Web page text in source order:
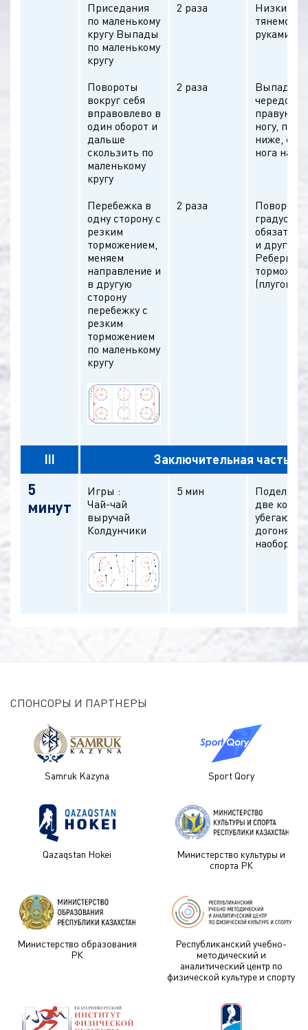
Приседания
по маленькому
кругу Выпады
по маленькому
кругу
2 раза
Низкий
тянемся
руками
Повороты
вокруг себя
вправовлево в
один оборот и
дальше
скользить по
маленькому
кругу
2 раза
Выпады
правую и
ногу,
ниже,
нога
Перебежка в
одну сторону с
резким
торможением,
меняем
направление и
в другую
сторону
перебежку с
резким
торможением
по маленькому
кругу
2 раза
Повороты
градусов,
и другую
Реберное
(плугом)
III Заключительная часть
5
минут
Игры :
Чай-чай
выручай
Колдунчики
5 мин
Поделить
две
убегают,
догоняют
наоборот
СПОНСОРЫ И ПАРТНЕРЫ
Samruk Kazyna Sport Qory
Qazaqstan Hokei
Министерство культуры и
спорта РК
Министерство образования
РК
Республиканский учебно-
методический и
аналитический центр по
физической культуре и спорту